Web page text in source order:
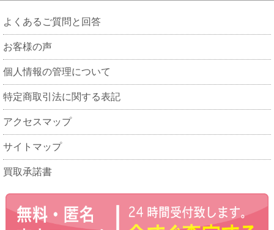
よくあるご質問と回答
お客様の声
個人情報の管理について
特定商取引法に関する表記
アクセスマップ
サイトマップ
買取承諾書